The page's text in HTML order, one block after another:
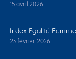
15 avril 2026
Index Egalité
23 février 2026